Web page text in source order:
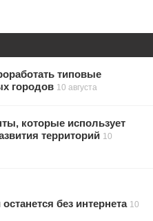
типовые
городов 10 августа
которые использует
территорий 10
без интернета 10